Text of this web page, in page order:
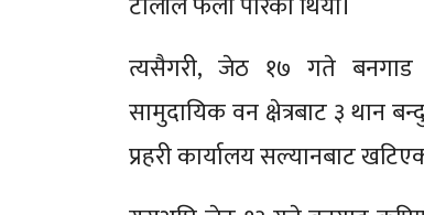
त्यसैगरी, जेठ १७ गते बनगाड
सामुदायिक वन क्षेत्रबाट ३ थान
प्रहरी कार्यालय सल्यानबाट